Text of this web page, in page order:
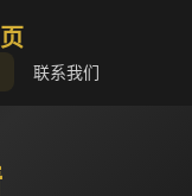
联系我们